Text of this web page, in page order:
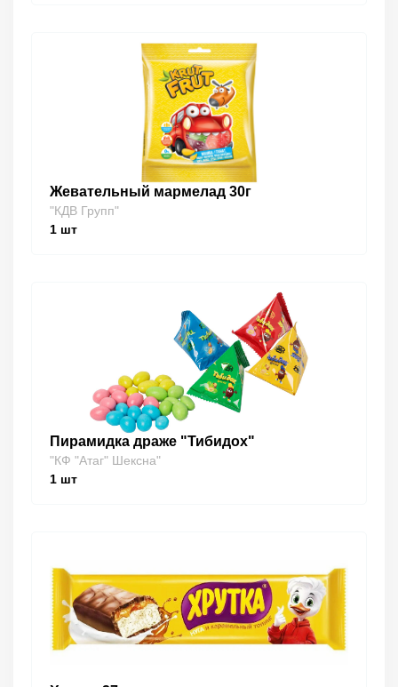
Жевательный мармелад 30г
"КДВ Групп"
1 шт
Пирамидка драже "Тибидох"
"КФ "Атаг" Шексна"
1 шт